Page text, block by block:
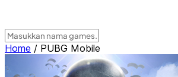
Home / PUBG Mobile